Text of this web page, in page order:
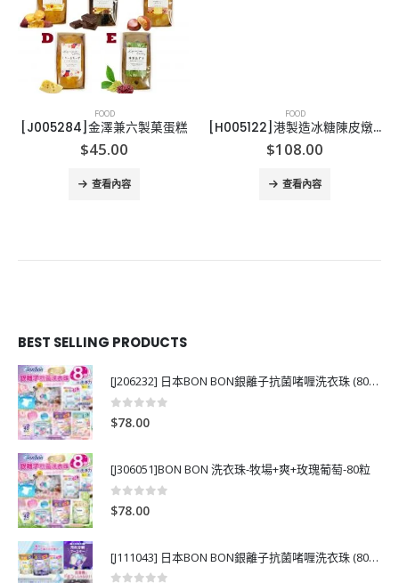
FOOD
[J005284]金澤兼六製菓蛋糕
$45.00
查看內容
FOOD
[H005122]港製造冰糖陳皮燉檸檬
$108.00
查看內容
BEST SELLING PRODUCTS
[J206232] 日本BON BON銀離子抗菌啫喱洗衣珠 (80粒)
0out of 5
$78.00
[J306051]BON BON 洗衣珠-牧場+爽+玫瑰葡萄-80粒
0
$78.00
[J111043] 日本BON BON銀離子抗菌啫喱洗衣珠 (80粒)